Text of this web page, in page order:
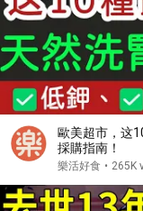
歐美超市，这
採購指南！
樂活好食 • 265K